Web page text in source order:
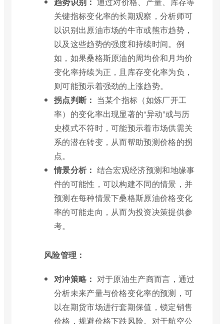
关键指标变化率的长期观察，分析师可
以识别出原油市场的牛市或熊市趋势，
以及这些趋势的强度和持续时间。例
如，如果桑格斯原油的周均价和月均价
变化率持续为正，且库存变化率为负，
则可能预示着强劲的上涨趋势。
拐点判断： 当某个指标（如炼厂开工
率）的变化率出现显著的“异动”或与历
史模式不符时，可能预示着市场供需关
系的潜在转变，从而帮助预测价格的拐
点。
情景分析： 结合宏观经济预测和地缘事
件的可能性，可以构建不同的情景，并
预测在每种情景下桑格斯原油价格变化
率的可能走向，从而为投资决策提供参
考。
风险管理：
对冲策略： 对于原油生产商而言，通过
分析未来产量与价格变化率的预测，可
以在期货市场进行套期保值，锁定销售
价格，规避价格下跌风险。对于航空公